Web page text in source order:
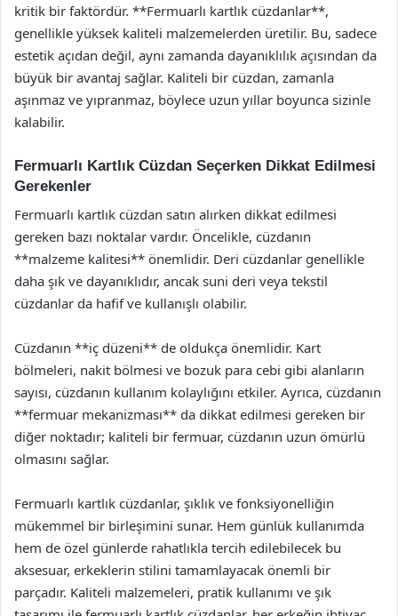
kritik bir faktördür. **Fermuarlı kartlık cüzdanlar**,
genellikle yüksek kaliteli malzemelerden üretilir. Bu, sadece
estetik açıdan değil, aynı zamanda dayanıklılık açısından da
büyük bir avantaj sağlar. Kaliteli bir cüzdan, zamanla
aşınmaz ve yıpranmaz, böylece uzun yıllar boyunca sizinle
kalabilir.
Fermuarlı Kartlık Cüzdan Seçerken Dikkat Edilmesi
Gerekenler
Fermuarlı kartlık cüzdan satın alırken dikkat edilmesi
gereken bazı noktalar vardır. Öncelikle, cüzdanın
**malzeme kalitesi** önemlidir. Deri cüzdanlar genellikle
daha şık ve dayanıklıdır, ancak suni deri veya tekstil
cüzdanlar da hafif ve kullanışlı olabilir.
Cüzdanın **iç düzeni** de oldukça önemlidir. Kart
bölmeleri, nakit bölmesi ve bozuk para cebi gibi alanların
sayısı, cüzdanın kullanım kolaylığını etkiler. Ayrıca, cüzdanın
**fermuar mekanizması** da dikkat edilmesi gereken bir
diğer noktadır; kaliteli bir fermuar, cüzdanın uzun ömürlü
olmasını sağlar.
Fermuarlı kartlık cüzdanlar, şıklık ve fonksiyonelliğin
mükemmel bir birleşimini sunar. Hem günlük kullanımda
hem de özel günlerde rahatlıkla tercih edilebilecek bu
aksesuar, erkeklerin stilini tamamlayacak önemli bir
parçadır. Kaliteli malzemeleri, pratik kullanımı ve şık